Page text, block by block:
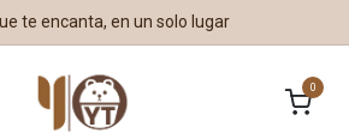
te encanta, en un solo lugar
0